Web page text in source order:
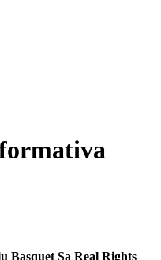
Basquet Sa Real Rights